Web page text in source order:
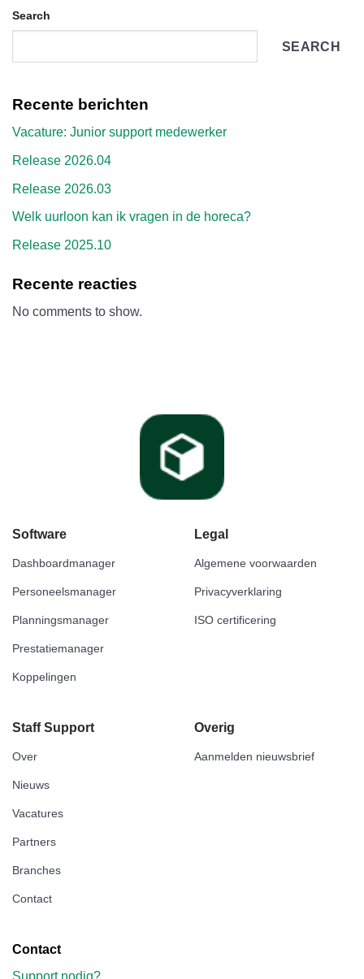
Search
SEARCH
Recente berichten
Vacature: Junior support medewerker
Release 2026.04
Release 2026.03
Welk uurloon kan ik vragen in de horeca?
Release 2025.10
Recente reacties
No comments to show.
Software
Dashboardmanager
Personeelsmanager
Planningsmanager
Prestatiemanager
Koppelingen
Legal
Algemene voorwaarden
Privacyverklaring
ISO certificering
Staff Support
Over
Nieuws
Vacatures
Partners
Branches
Contact
Overig
Aanmelden nieuwsbrief
Contact
Support nodig?